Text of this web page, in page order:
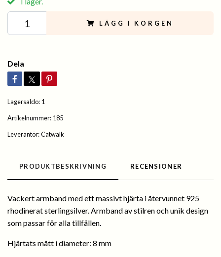
LÄGG I KORGEN
Dela
Lagersaldo: 1
Artikelnummer: 185
Leverantör:Catwalk
PRODUKTBESKRIVNING RECENSIONER
Vackert armband med ett massivt hjärta i återvunnet 925
rhodinerat sterlingsilver. Armband av stilren och unik design
som passar för alla tillfällen.
Hjärtats mått i diameter: 8 mm